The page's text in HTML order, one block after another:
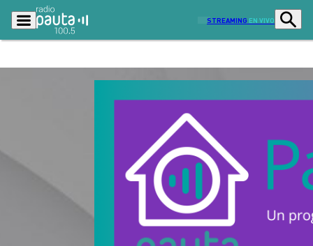
STREAMING EN VIVO
Programas
Economía
Radio en vivo Sostenibilidad
Deportes
Entretención y Cultura